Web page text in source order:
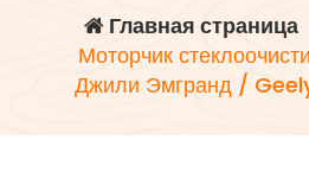
Главная страница
Моторчик
Джили Эмгранд /